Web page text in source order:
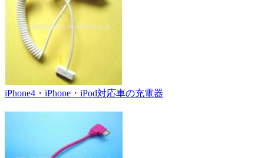
iPhone4・iPhone・iPod対応車の充電器